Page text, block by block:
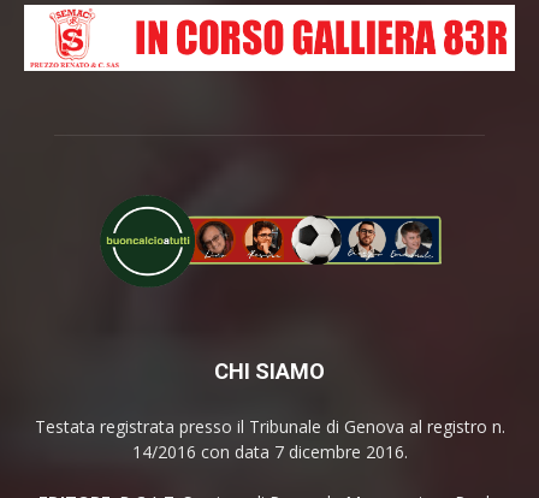
CHI SIAMO
Testata registrata presso il Tribunale di Genova al registro n.
14/2016 con data 7 dicembre 2016.